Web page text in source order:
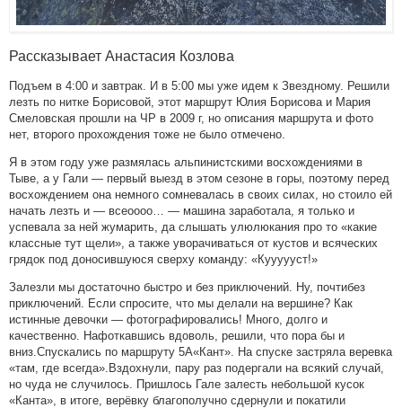
Рассказывает Анастасия Козлова
Подъем в 4:00 и завтрак. И в 5:00 мы уже идем к Звездному. Решили
лезть по нитке Борисовой, этот маршрут Юлия Борисова и Мария
Смеловская прошли на ЧР в 2009 г, но описания маршрута и фото
нет, второго прохождения тоже не было отмечено.
Я в этом году уже размялась альпинистскими восхождениями в
Тыве, а у Гали — первый выезд в этом сезоне в горы, поэтому перед
восхождением она немного сомневалась в своих силах, но стоило ей
начать лезть и — всеоооо… — машина заработала, я только и
успевала за ней жумарить, да слышать улюлюкания про то «какие
классные тут щели», а также уворачиваться от кустов и всяческих
грядок под доносившуюся сверху команду: «Куууууст!»
Залезли мы достаточно быстро и без приключений. Ну, почтибез
приключений. Если спросите, что мы делали на вершине? Как
истинные девочки — фотографировались! Много, долго и
качественно. Нафоткавшись вдоволь, решили, что пора бы и
вниз.Спускались по маршруту 5А«Кант». На спуске застряла веревка
«там, где всегда».Вздохнули, пару раз подергали на всякий случай,
но чуда не случилось. Пришлось Гале залесть небольшой кусок
«Канта», в итоге, верёвку благополучно сдернули и покатили